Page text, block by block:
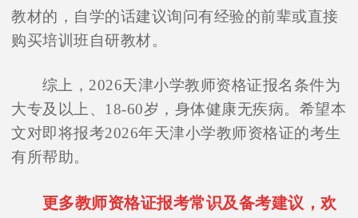
教材的，自学的话建议询问有经验的前辈或直接
购买培训班自研教材。
综上，2026天津小学教师资格证报名条件为
大专及以上、18-60岁，身体健康无疾病。希望本
文对即将报考2026年天津小学教师资格证的考生
有所帮助。
更多教师资格证报考常识及备考建议，欢